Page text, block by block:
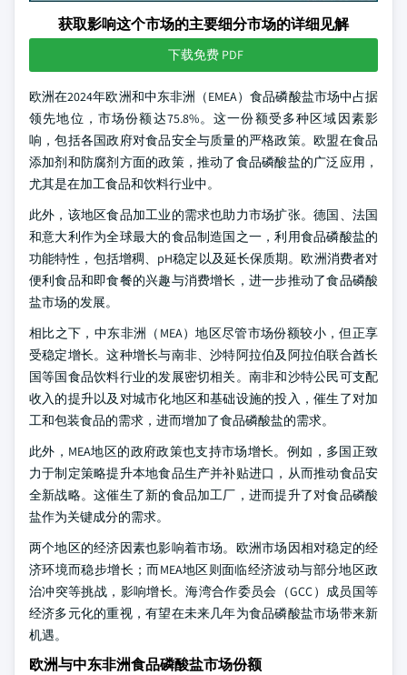
获取影响这个市场的主要细分市场的详细见解
下载免费 PDF
欧洲在2024年欧洲和中东非洲（EMEA）食品磷酸盐市场中占据
领先地位，市场份额达75.8%。这一份额受多种区域因素影
响，包括各国政府对食品安全与质量的严格政策。欧盟在食品
添加剂和防腐剂方面的政策，推动了食品磷酸盐的广泛应用，
尤其是在加工食品和饮料行业中。
此外，该地区食品加工业的需求也助力市场扩张。德国、法国
和意大利作为全球最大的食品制造国之一，利用食品磷酸盐的
功能特性，包括增稠、pH稳定以及延长保质期。欧洲消费者对
便利食品和即食餐的兴趣与消费增长，进一步推动了食品磷酸
盐市场的发展。
相比之下，中东非洲（MEA）地区尽管市场份额较小，但正享
受稳定增长。这种增长与南非、沙特阿拉伯及阿拉伯联合酋长
国等国食品饮料行业的发展密切相关。南非和沙特公民可支配
收入的提升以及对城市化地区和基础设施的投入，催生了对加
工和包装食品的需求，进而增加了食品磷酸盐的需求。
此外，MEA地区的政府政策也支持市场增长。例如，多国正致
力于制定策略提升本地食品生产并补贴进口，从而推动食品安
全新战略。这催生了新的食品加工厂，进而提升了对食品磷酸
盐作为关键成分的需求。
两个地区的经济因素也影响着市场。欧洲市场因相对稳定的经
济环境而稳步增长；而MEA地区则面临经济波动与部分地区政
治冲突等挑战，影响增长。海湾合作委员会（GCC）成员国等
经济多元化的重视，有望在未来几年为食品磷酸盐市场带来新
机遇。
欧洲与中东非洲食品磷酸盐市场份额